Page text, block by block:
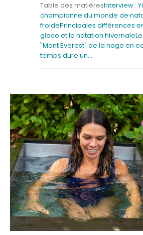
Table des matièresInterview :
championne du monde de
froidePrincipales différences
glace et la natation hivernale
"Mont Everest" de la nage en
temps dure un...